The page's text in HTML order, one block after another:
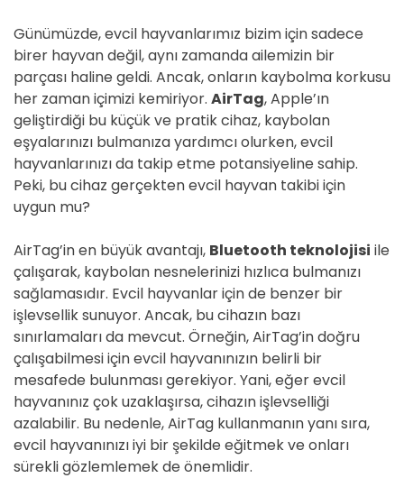
Günümüzde, evcil hayvanlarımız bizim için sadece
birer hayvan değil, aynı zamanda ailemizin bir
parçası haline geldi. Ancak, onların kaybolma korkusu
her zaman içimizi kemiriyor. AirTag, Apple’ın
geliştirdiği bu küçük ve pratik cihaz, kaybolan
eşyalarınızı bulmanıza yardımcı olurken, evcil
hayvanlarınızı da takip etme potansiyeline sahip.
Peki, bu cihaz gerçekten evcil hayvan takibi için
uygun mu?
AirTag’in en büyük avantajı, Bluetooth teknolojisi ile
çalışarak, kaybolan nesnelerinizi hızlıca bulmanızı
sağlamasıdır. Evcil hayvanlar için de benzer bir
işlevsellik sunuyor. Ancak, bu cihazın bazı
sınırlamaları da mevcut. Örneğin, AirTag’in doğru
çalışabilmesi için evcil hayvanınızın belirli bir
mesafede bulunması gerekiyor. Yani, eğer evcil
hayvanınız çok uzaklaşırsa, cihazın işlevselliği
azalabilir. Bu nedenle, AirTag kullanmanın yanı sıra,
evcil hayvanınızı iyi bir şekilde eğitmek ve onları
sürekli gözlemlemek de önemlidir.